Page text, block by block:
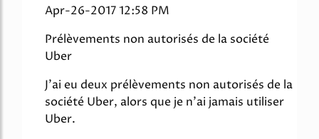
Apr-26-2017 12:58 PM
Prélèvements non autorisés de la société
Uber
J'ai eu deux prélèvements non autorisés de la
société Uber, alors que je n'ai jamais utiliser
Uber.